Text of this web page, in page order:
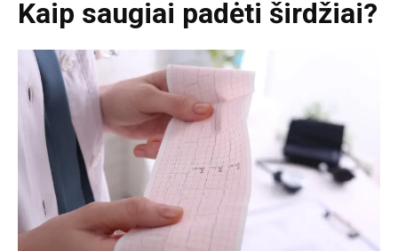
Kaip saugiai padėti širdžiai?